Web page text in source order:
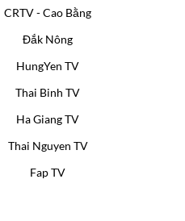
CRTV - Cao Bằng
Đắk Nông
HungYen TV
Thai Binh TV
Ha Giang TV
Thai Nguyen TV
Fap TV